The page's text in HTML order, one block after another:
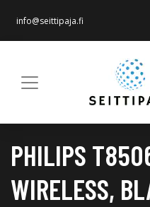
info@seittipaja.fi
PHILIPS
WIRELESS,